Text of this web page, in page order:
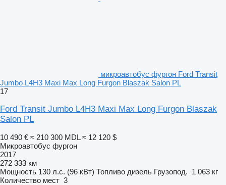
микроавтобус фургон Ford Transit
Jumbo L4H3 Maxi Max Long Furgon Blaszak Salon PL
17
Ford Transit Jumbo L4H3 Maxi Max Long Furgon Blaszak
Salon PL
10 490 € ≈ 210 300 MDL ≈ 12 120 $
Микроавтобус фургон
2017
272 333 км
Мощность 130 л.с. (96 кВт) Топливо дизель Грузопод. 1 063 кг
Количество мест 3